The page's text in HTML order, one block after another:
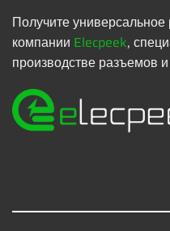
Получите
компании Elecpeek,
производстве разъемов